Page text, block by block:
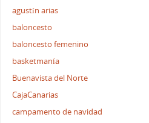
agustín arias
baloncesto
baloncesto femenino
basketmanía
Buenavista del Norte
CajaCanarias
campamento de navidad